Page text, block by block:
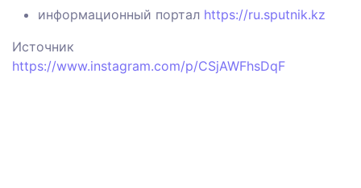
информационный портал https://ru.sputnik.kz
Источник
https://www.instagram.com/p/CSjAWFhsDqF